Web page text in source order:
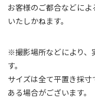
お客様のご都合などに
いたしかねます。
※撮影場所などにより、
す。
サイズは全て平置き採
ある場合がございます。